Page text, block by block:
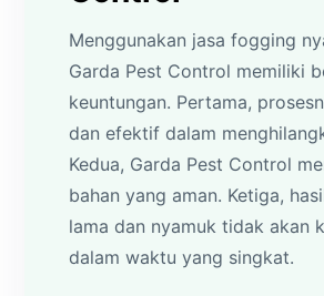
Menggunakan jasa fogging
Garda Pest Control memiliki
keuntungan. Pertama,
dan efektif dalam
Kedua, Garda Pest Control
bahan yang aman. Ketiga,
lama dan nyamuk tidak akan
dalam waktu yang singkat.